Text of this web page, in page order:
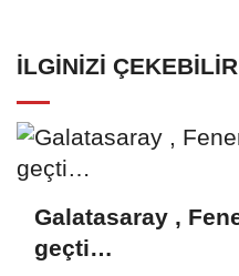
İLGINIZI ÇEKEBILIR
Galatasaray ,
geçti…